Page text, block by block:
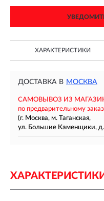
ХАРАКТЕРИСТИКИ
ДОСТАВКА В МОСКВА
САМОВЫВОЗ ИЗ
по предварительному
(г. Москва, м. Таганская,
ул. Большие Каменщики, д.
ХАРАКТЕРИСТИКИ